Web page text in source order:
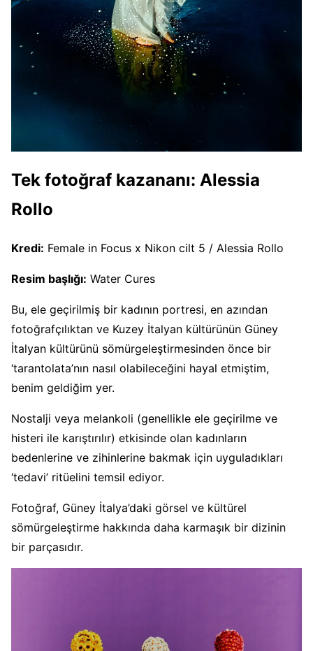
Tek fotoğraf kazananı: Alessia
Rollo
Kredi: Female in Focus x Nikon cilt 5 / Alessia Rollo
Resim başlığı: Water Cures
Bu, ele geçirilmiş bir kadının portresi, en azından
fotoğrafçılıktan ve Kuzey İtalyan kültürünün Güney
İtalyan kültürünü sömürgeleştirmesinden önce bir
‘tarantolata’nın nasıl olabileceğini hayal etmiştim,
benim geldiğim yer.
Nostalji veya melankoli (genellikle ele geçirilme ve
histeri ile karıştırılır) etkisinde olan kadınların
bedenlerine ve zihinlerine bakmak için uyguladıkları
‘tedavi’ ritüelini temsil ediyor.
Fotoğraf, Güney İtalya’daki görsel ve kültürel
sömürgeleştirme hakkında daha karmaşık bir dizinin
bir parçasıdır.